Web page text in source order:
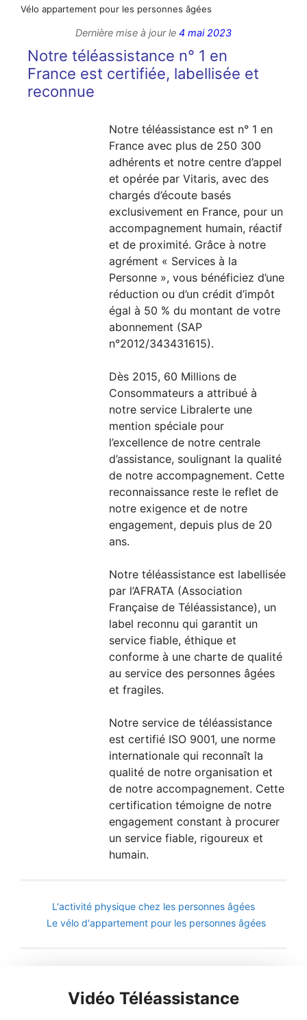
Vélo appartement pour les personnes âgées
Dernière mise à jour le 4 mai 2023
Notre téléassistance n° 1 en
France est certifiée, labellisée et
reconnue
Notre téléassistance est n° 1 en
France avec plus de 250 300
adhérents et notre centre d’appel
et opérée par Vitaris, avec des
chargés d’écoute basés
exclusivement en France, pour un
accompagnement humain, réactif
et de proximité. Grâce à notre
agrément « Services à la
Personne », vous bénéficiez d’une
réduction ou d’un crédit d’impôt
égal à 50 % du montant de votre
abonnement (SAP
n°2012/343431615).
Dès 2015, 60 Millions de
Consommateurs a attribué à
notre service Libralerte une
mention spéciale pour
l’excellence de notre centrale
d’assistance, soulignant la qualité
de notre accompagnement. Cette
reconnaissance reste le reflet de
notre exigence et de notre
engagement, depuis plus de 20
ans.
Notre téléassistance est labellisée
par l’AFRATA (Association
Française de Téléassistance), un
label reconnu qui garantit un
service fiable, éthique et
conforme à une charte de qualité
au service des personnes âgées
et fragiles.
Notre service de téléassistance
est certifié ISO 9001, une norme
internationale qui reconnaît la
qualité de notre organisation et
de notre accompagnement. Cette
certification témoigne de notre
engagement constant à procurer
un service fiable, rigoureux et
humain.
L'activité physique chez les personnes âgées
Le vélo d'appartement pour les personnes âgées
Vidéo Téléassistance